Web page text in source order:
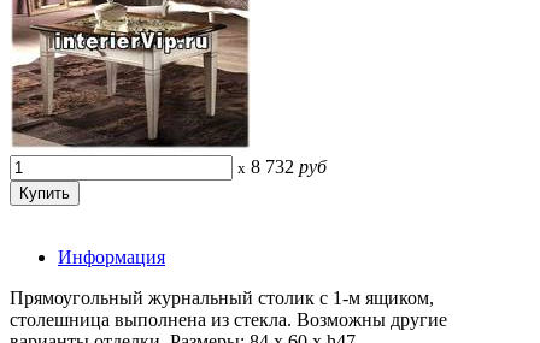
x 8 732 руб
Информация
Прямоугольный журнальный столик с 1-м ящиком,
столешница выполнена из стекла. Возможны другие